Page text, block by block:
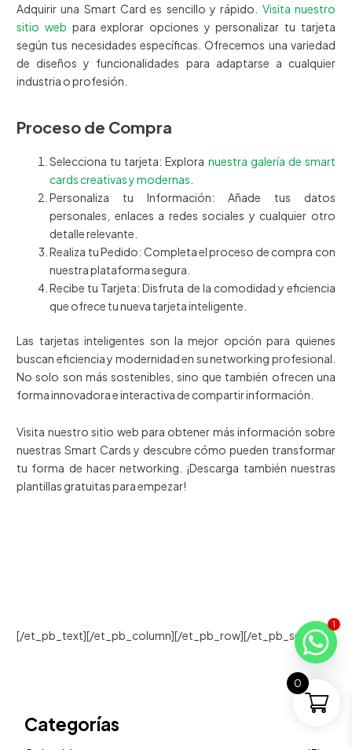
Adquirir una Smart Card es sencillo y rápido. Visita nuestro
sitio web para explorar opciones y personalizar tu tarjeta
según tus necesidades específicas. Ofrecemos una variedad
de diseños y funcionalidades para adaptarse a cualquier
industria o profesión.
Proceso de Compra
Selecciona tu tarjeta: Explora nuestra galería de smart
cards creativas y modernas
Personaliza tu Información: Añade tus datos
personales, enlaces a redes sociales y cualquier otro
detalle relevante.
Realiza tu Pedido: Completa el proceso de compra con
nuestra plataforma segura.
Recibe tu Tarjeta: Disfruta de la comodidad y eficiencia
que ofrece tu nueva tarjeta inteligente.
Las tarjetas inteligentes son la mejor opción para quienes
buscan eficiencia y modernidad en su networking profesional.
No solo son más sostenibles, sino que también ofrecen una
forma innovadora e interactiva de compartir información.
Visita nuestro sitio web para obtener más información sobre
nuestras Smart Cards y descubre cómo pueden transformar
tu forma de hacer networking. ¡Descarga también nuestras
plantillas gratuitas para empezar!
[/et_pb_text][/et_pb_column][/et_pb_row][/et_pb_section]
Categorías
0
1